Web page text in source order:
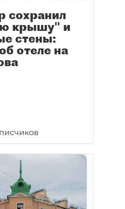
сохранил
крышу" и
стены:
отеле на